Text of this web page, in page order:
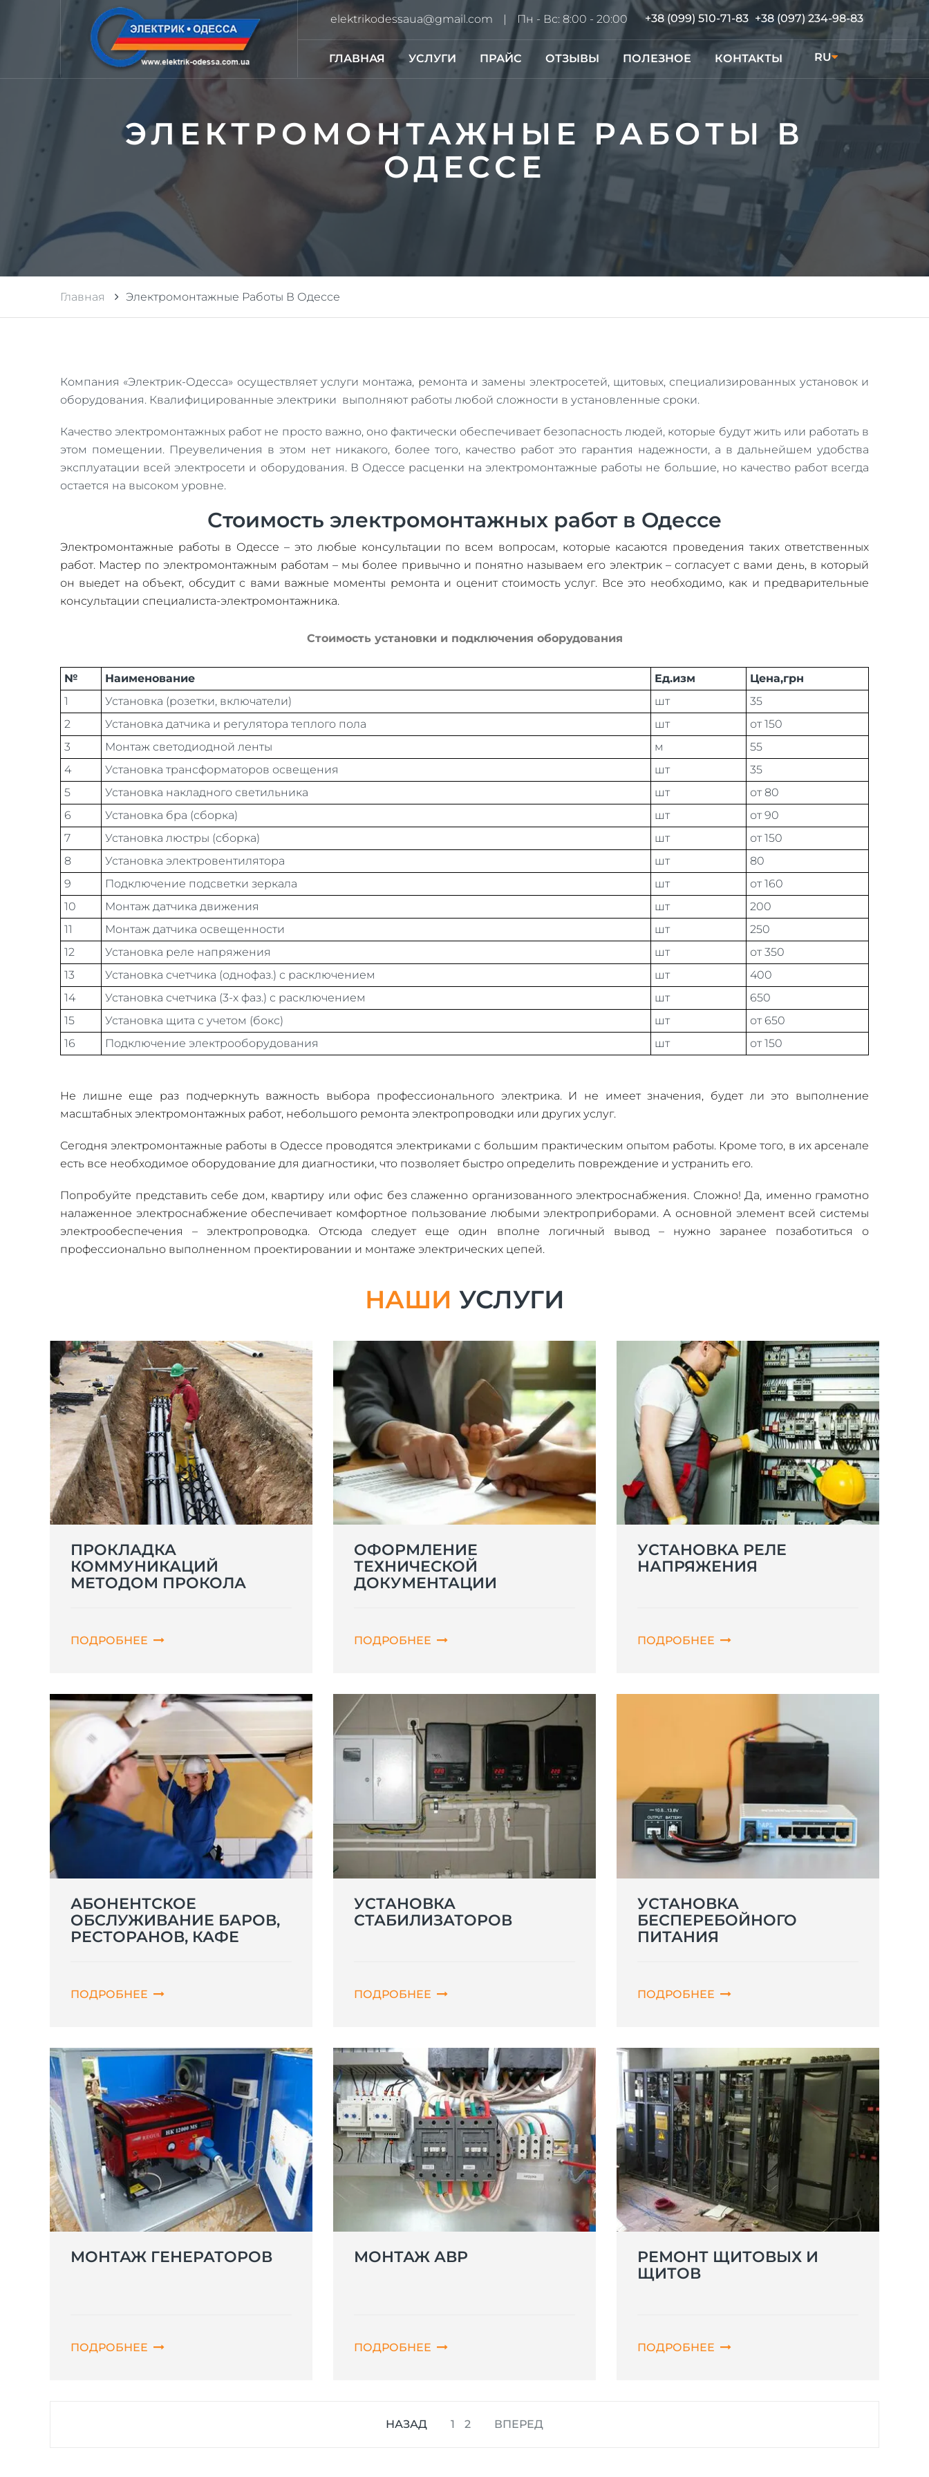
ГЛАВНАЯ УСЛУГИ ПРАЙС ОТЗЫВЫ ПОЛЕЗНОЕ КОНТАКТЫ RU
UA
+38 (099) 510-71-83 +38 (097) 234-98-83
elektrikodessaua@gmail.com Пн - Вс: 8:00 - 20:00
ЭЛЕКТРОМОНТАЖНЫЕ РАБОТЫ В
ОДЕССЕ
Главная Электромонтажные Работы В Одессе
Компания «Электрик-Одесса» осуществляет услуги монтажа, ремонта и замены электросетей, щитовых, специализированных установок и
оборудования. Квалифицированные электрики выполняют работы любой сложности в установленные сроки.
Качество электромонтажных работ не просто важно, оно фактически обеспечивает безопасность людей, которые будут жить или работать в
этом помещении. Преувеличения в этом нет никакого, более того, качество работ это гарантия надежности, а в дальнейшем удобства
эксплуатации всей электросети и оборудования. В Одессе расценки на электромонтажные работы не большие, но качество работ всегда
остается на высоком уровне.
Стоимость электромонтажных работ в Одессе
Электромонтажные работы в Одессе – это любые консультации по всем вопросам, которые касаются проведения таких ответственных
работ. Мастер по электромонтажным работам – мы более привычно и понятно называем его электрик – согласует с вами день, в который
он выедет на объект, обсудит с вами важные моменты ремонта и оценит стоимость услуг. Все это необходимо, как и предварительные
консультации специалиста-электромонтажника.
Стоимость установки и подключения оборудования
№ Наименование Ед.изм
Цена,грн
1
Установка (розетки, включатели) шт
35
2
Установка датчика и регулятора теплого пола шт
от 150
3
Монтаж светодиодной ленты м
55
4
Установка трансформаторов освещения шт
35
5
Установка накладного светильника шт
от 80
6
Установка бра (сборка) шт
от 90
7
Установка люстры (сборка) шт
от 150
8
Установка электровентилятора шт
80
9
Подключение подсветки зеркала шт
от 160
10
Монтаж датчика движения шт
200
11
Монтаж датчика освещенности шт
250
12
Установка реле напряжения шт
от 350
13
Установка счетчика (однофаз.) с расключением шт
400
14
Установка счетчика (3-х фаз.) с расключением шт
650
15
Установка щита с учетом (бокс) шт
от 650
16
Подключение электрооборудования шт от 150
Не лишне еще раз подчеркнуть важность выбора профессионального электрика. И не имеет значения, будет ли это выполнение
масштабных электромонтажных работ, небольшого ремонта электропроводки или других услуг.
Сегодня электромонтажные работы в Одессе проводятся электриками с большим практическим опытом работы. Кроме того, в их арсенале
есть все необходимое оборудование для диагностики, что позволяет быстро определить повреждение и устранить его.
Попробуйте представить себе дом, квартиру или офис без слаженно организованного электроснабжения. Сложно! Да, именно грамотно
налаженное электроснабжение обеспечивает комфортное пользование любыми электроприборами. А основной элемент всей системы
электрообеспечения – электропроводка. Отсюда следует еще один вполне логичный вывод – нужно заранее позаботиться о
профессионально выполненном проектировании и монтаже электрических цепей.
НАШИ УСЛУГИ
ПРОКЛАДКА
КОММУНИКАЦИЙ
МЕТОДОМ ПРОКОЛА
ПОДРОБНЕЕ
ОФОРМЛЕНИЕ
ТЕХНИЧЕСКОЙ
ДОКУМЕНТАЦИИ
ПОДРОБНЕЕ
УСТАНОВКА РЕЛЕ
НАПРЯЖЕНИЯ
ПОДРОБНЕЕ
АБОНЕНТСКОЕ
ОБСЛУЖИВАНИЕ БАРОВ,
РЕСТОРАНОВ, КАФЕ
ПОДРОБНЕЕ
УСТАНОВКА
СТАБИЛИЗАТОРОВ
ПОДРОБНЕЕ
УСТАНОВКА
БЕСПЕРЕБОЙНОГО
ПИТАНИЯ
ПОДРОБНЕЕ
МОНТАЖ ГЕНЕРАТОРОВ
ПОДРОБНЕЕ
МОНТАЖ АВР
ПОДРОБНЕЕ
РЕМОНТ ЩИТОВЫХ И
ЩИТОВ
ПОДРОБНЕЕ
НАЗАД 1 2 ВПЕРЕД